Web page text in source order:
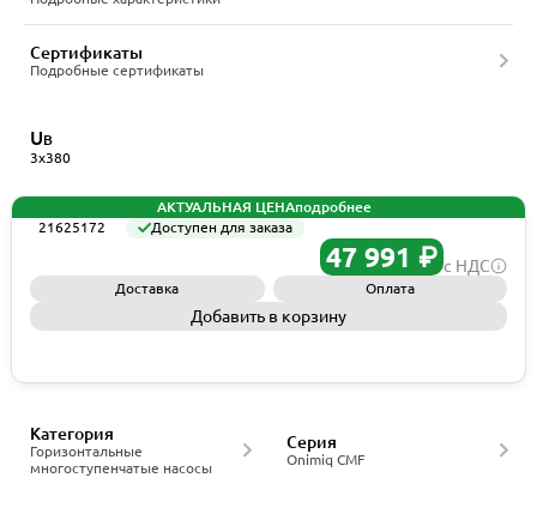
Сертификаты
Подробные сертификаты
UВ
3x380
АКТУАЛЬНАЯ ЦЕНАподробнее
21625172
Доступен для заказа
47 991 ₽ с НДС
Доставка Оплата
Добавить в корзину
Горизонтальные
многоступенчатые насосы
Категория
Onimiq CMF
Серия